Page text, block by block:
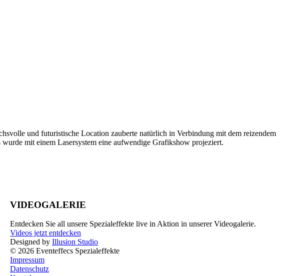
und futuristische Location zauberte natürlich in Verbindung mit dem reizendem
mit einem Lasersystem eine aufwendige Grafikshow projeziert.
VIDEOGALERIE
Entdecken Sie all unsere Spezialeffekte live in Aktion in unserer Videogalerie.
Videos jetzt entdecken
Designed by Illusion Studio
© 2026 Eventeffecs Spezialeffekte
Impressum
Datenschutz